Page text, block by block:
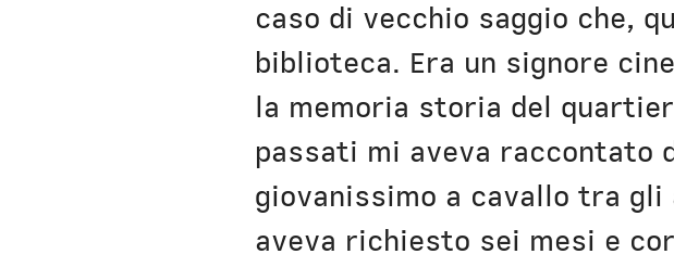
caso di vecchio saggio che,
biblioteca. Era un signore
la memoria storia del
passati mi aveva raccontato
giovanissimo a cavallo tra
aveva richiesto sei mesi e